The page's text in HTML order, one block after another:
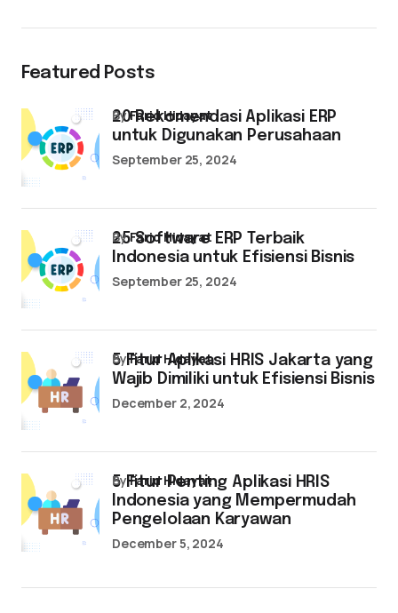
Featured Posts
20 Rekomendasi Aplikasi ERP
untuk Digunakan Perusahaan
byFarid Hidayat
September 25, 2024
25 Software ERP Terbaik
Indonesia untuk Efisiensi Bisnis
byFarid Hidayat
September 25, 2024
5 Fitur Aplikasi HRIS Jakarta yang
Wajib Dimiliki untuk Efisiensi Bisnis
byFarid Hidayat
December 2, 2024
5 Fitur Penting Aplikasi HRIS
Indonesia yang Mempermudah
Pengelolaan Karyawan
byFarid Hidayat
December 5, 2024